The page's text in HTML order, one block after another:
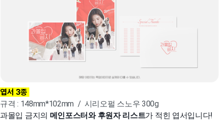
엽서 3종
규격 : 148mm*102mm / 시리오펄 스노우 300g
과몰입 금지의 메인포스터와 후원자 리스트가 적힌 엽서입니다!